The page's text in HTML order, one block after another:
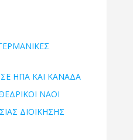
ΗΠΑ ΚΑΙ ΚΑΝΑΔΑ
ΝΑΟΊ
ΔΙΟΊΚΗΣΗΣ